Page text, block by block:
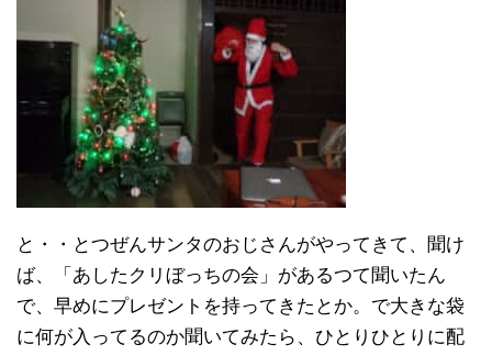
と・・とつぜんサンタのおじさんがやってきて、聞け
ば、「あしたクリぼっちの会」があるつて聞いたん
で、早めにプレゼントを持ってきたとか。で大きな袋
に何が入ってるのか聞いてみたら、ひとりひとりに配